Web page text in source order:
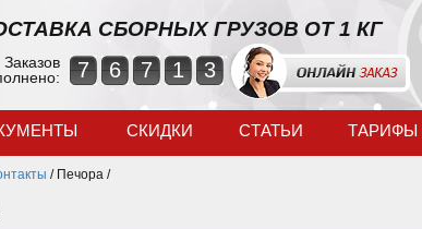
СБОРНЫХ ГРУЗОВ ОТ 1 КГ
Заказов
7 6 7 1 3
СКИДКИ СТАТЬИ ТАРИФЫ
/ Печора /